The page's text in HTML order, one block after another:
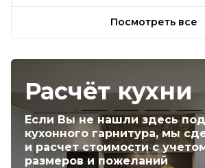
Посмотреть все
Расчёт кухни
Если Вы не нашли здесь
кухонного гарнитура, мы
и расчет стоимости с
размеров и пожеланий